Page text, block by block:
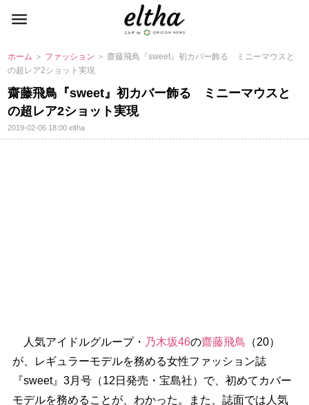
ホーム ＞ ファッション ＞ 齋藤飛鳥『sweet』初カバー飾る ミニーマウスと
の超レア2ショット実現
齋藤飛鳥『sweet』初カバー飾る ミニーマウスと
の超レア2ショット実現
2019-02-06 18:00eltha
人気アイドルグループ・ 乃木坂46の齋藤飛鳥 （20）
が、レギュラーモデルを務める女性ファッション誌
『sweet』3月号（12日発売・宝島社）で、初めてカバー
モデルを務めることが、わかった。また、誌面では人気